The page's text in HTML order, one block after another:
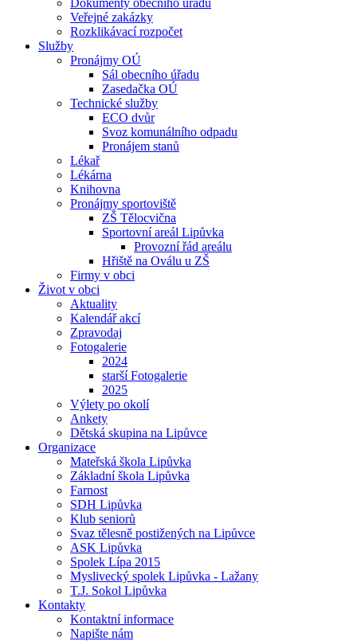
Dokumenty obecního úřadu
Veřejné zakázky
Rozklikávací rozpočet
Služby
Pronájmy OÚ
Sál obecního úřadu
Zasedačka OÚ
Technické služby
ECO dvůr
Svoz komunálního odpadu
Pronájem stanů
Lékař
Lékárna
Knihovna
Pronájmy sportoviště
ZŠ Tělocvična
Sportovní areál Lipůvka
Provozní řád areálu
Hřiště na Oválu u ZŠ
Firmy v obci
Život v obci
Aktuality
Kalendář akcí
Zpravodaj
Fotogalerie
2024
starší Fotogalerie
2025
Výlety po okolí
Ankety
Dětská skupina na Lipůvce
Organizace
Mateřská škola Lipůvka
Základní škola Lipůvka
Farnost
SDH Lipůvka
Klub seniorů
Svaz tělesně postižených na Lipůvce
ASK Lipůvka
Spolek Lípa 2015
Myslivecký spolek Lipůvka - Lažany
T.J. Sokol Lipůvka
Kontakty
Kontaktní informace
Napište nám